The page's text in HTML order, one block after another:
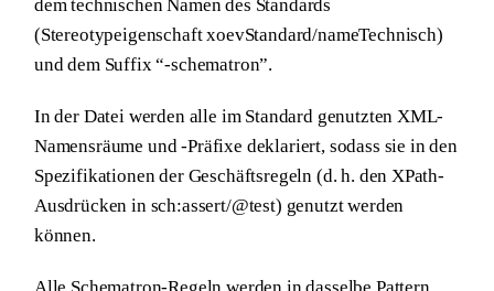
dem technischen Namen des Standards
(Stereotypeigenschaft xoevStandard/nameTechnisch)
und dem Suffix “-schematron”.
In der Datei werden alle im Standard genutzten XML-
Namensräume und -Präfixe deklariert, sodass sie in den
Spezifikationen der Geschäftsregeln (d. h. den XPath-
Ausdrücken in sch:assert/@test) genutzt werden
können.